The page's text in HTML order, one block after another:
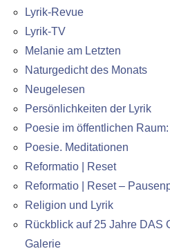
Lyrik-Revue
Lyrik-TV
Melanie am Letzten
Naturgedicht des Monats
Neugelesen
Persönlichkeiten der Lyrik
Poesie im öffentlichen
Poesie. Meditationen
Reformatio | Reset
Reformatio | Reset –
Religion und Lyrik
Rückblick auf 25 Jahre DAS
Galerie